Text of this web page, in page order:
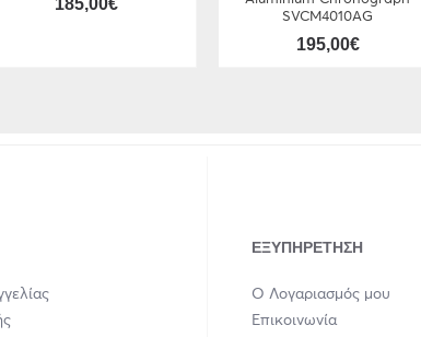
185,00€
SVCM4010AG
195,00€
ΕΞΥΠΗΡΈΤΗΣΗ
Ο Λογαριασμός μου
Επικοινωνία